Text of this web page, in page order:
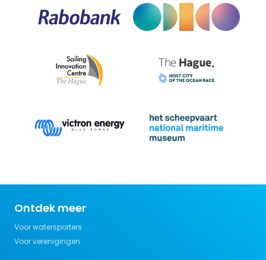
Ontdek meer
Voor watersporters
Voor verenigingen